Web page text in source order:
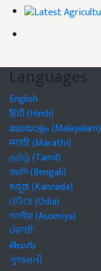
Languages
English
हिंदी (Hindi)
മലയാളം (Malayalam)
मराठी (Marathi)
தமிழ் (Tamil)
বাঙালি (Bengali)
ಕನ್ನಡ (Kannada)
ଓଡିଆ (Odia)
অসমীয়া (Asomiya)
ਪੰਜਾਬੀ
తెలుగు
ગુજરાતી